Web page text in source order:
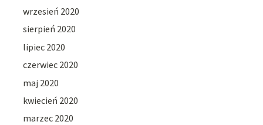
wrzesień 2020
sierpień 2020
lipiec 2020
czerwiec 2020
maj 2020
kwiecień 2020
marzec 2020